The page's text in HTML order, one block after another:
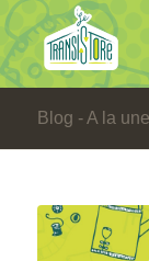
Blog - A la une